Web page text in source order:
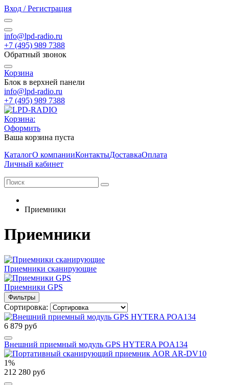
Вход / Регистрация
info@lpd-radio.ru
+7 (495) 989 7388
Обратный звонок
Корзина
Блок в верхней панели
info@lpd-radio.ru
+7 (495) 989 7388
Корзина:
Оформить
Ваша корзина пуста
КаталогО компанииКонтактыДоставкаОплата
Личный кабинет
Приемники
Приемники
Приемники сканирующие
Приемники GPS
Фильтры
Сортировка:
6 879 руб
Внешний приемный модуль GPS HYTERA POA134
1%
212 280 руб